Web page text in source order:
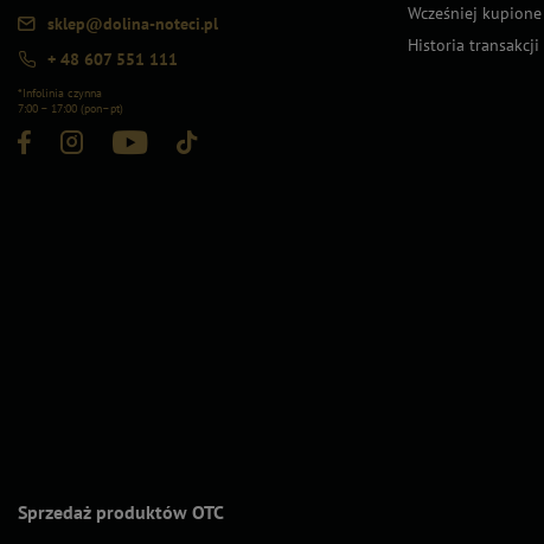
sklep@dolina-noteci.pl
+ 48 607 551 111
*Infolinia czynna
7:00 – 17:00 (pon–pt)
Wcześniej kupione
Historia transakcji
Sprzedaż produktów OTC